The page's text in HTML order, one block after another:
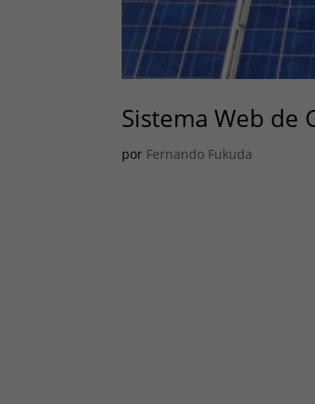
Sistema Web de
por Fernando Fukuda